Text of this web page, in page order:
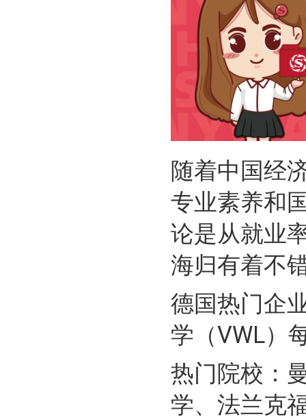
随着中国经
专业素养和
论是从就业
海归有着不
德国热门企
学（VWL）
热门院校：
学、法兰克